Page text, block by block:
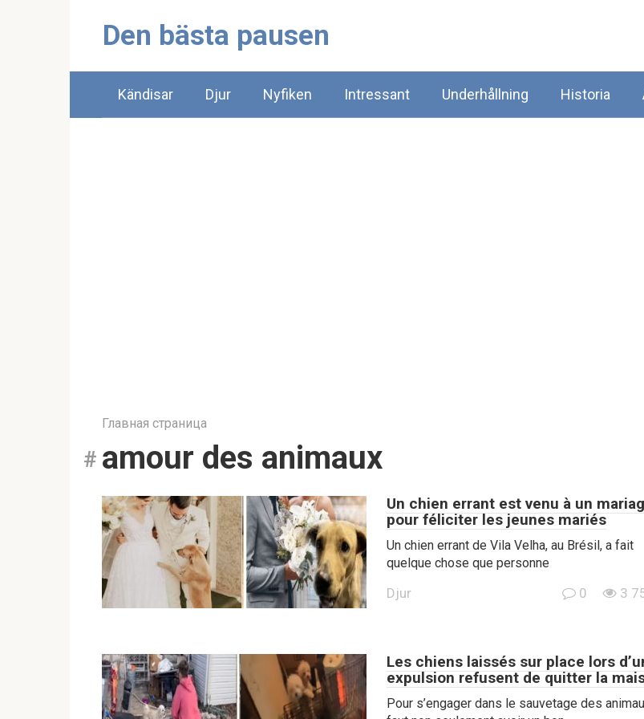
Den bästa pausen
Kändisar Djur Nyfiken Intressant Underhållning Historia
Главная страница
amour des animaux
Un chien errant est venu à un
pour féliciter les jeunes mariés
Un chien errant de Vila Velha, au Brésil, a fait
quelque chose que personne
Djur 0 3
Les chiens laissés sur place lors
expulsion refusent de quitter la
Pour s’engager dans le sauvetage des